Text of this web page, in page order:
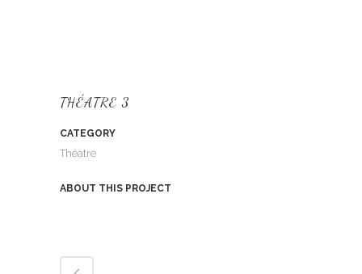
THÉATRE 3
CATEGORY
Théatre
ABOUT THIS PROJECT